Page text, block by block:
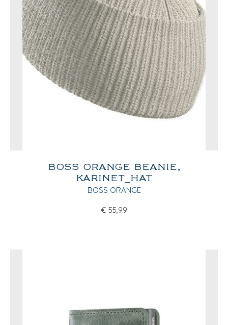
BOSS ORANGE BEANIE,
KARINET_HAT
BOSS ORANGE
€ 55,99